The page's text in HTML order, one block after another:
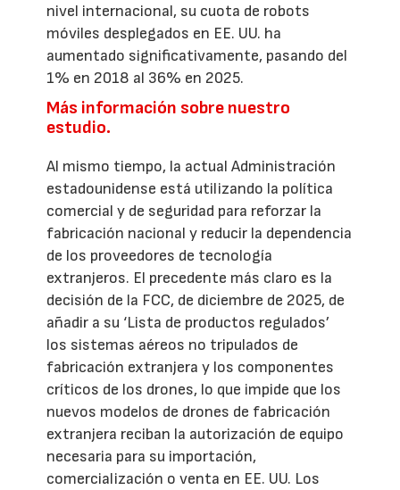
nivel internacional, su cuota de robots
móviles desplegados en EE. UU. ha
aumentado significativamente, pasando del
1% en 2018 al 36% en 2025.
Más información sobre nuestro
estudio.
Al mismo tiempo, la actual Administración
estadounidense está utilizando la política
comercial y de seguridad para reforzar la
fabricación nacional y reducir la dependencia
de los proveedores de tecnología
extranjeros. El precedente más claro es la
decisión de la FCC, de diciembre de 2025, de
añadir a su ‘Lista de productos regulados’
los sistemas aéreos no tripulados de
fabricación extranjera y los componentes
críticos de los drones, lo que impide que los
nuevos modelos de drones de fabricación
extranjera reciban la autorización de equipo
necesaria para su importación,
comercialización o venta en EE. UU. Los